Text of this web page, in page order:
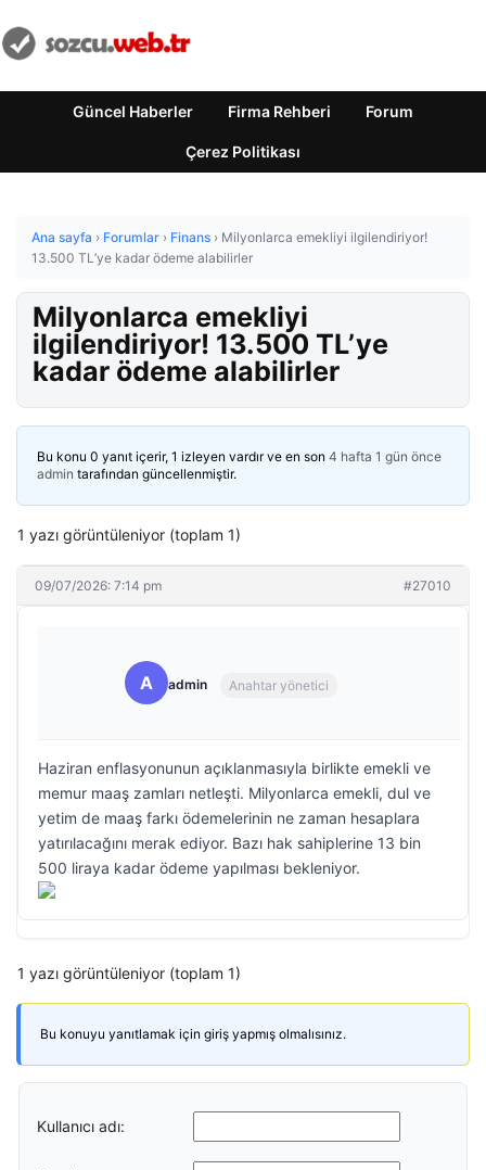
Güncel Haberler Firma Rehberi Forum
Çerez Politikası
Ana sayfa › Forumlar › Finans › Milyonlarca emekliyi ilgilendiriyor!
13.500 TL’ye kadar ödeme alabilirler
Milyonlarca emekliyi
ilgilendiriyor! 13.500 TL’ye
kadar ödeme alabilirler
Bu konu 0 yanıt içerir, 1 izleyen vardır ve en son 4 hafta 1 gün önce
admin tarafından güncellenmiştir.
1 yazı görüntüleniyor (toplam 1)
09/07/2026: 7:14 pm #27010
A admin Anahtar yönetici
Haziran enflasyonunun açıklanmasıyla birlikte emekli ve
memur maaş zamları netleşti. Milyonlarca emekli, dul ve
yetim de maaş farkı ödemelerinin ne zaman hesaplara
yatırılacağını merak ediyor. Bazı hak sahiplerine 13 bin
500 liraya kadar ödeme yapılması bekleniyor.
1 yazı görüntüleniyor (toplam 1)
Bu konuyu yanıtlamak için giriş yapmış olmalısınız.
Kullanıcı adı: